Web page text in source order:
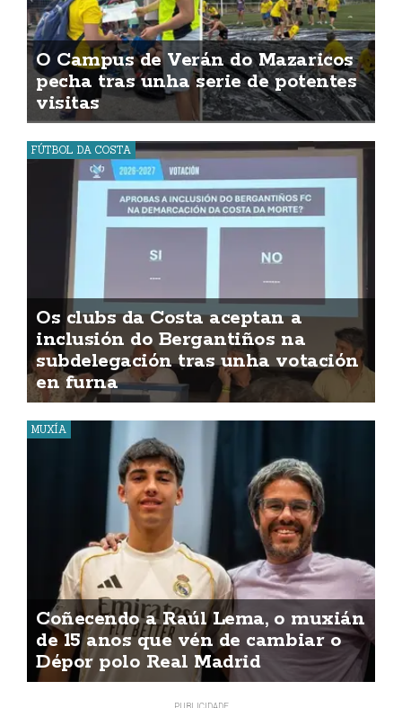
O Campus de Verán do Mazaricos
pecha tras unha serie de potentes
visitas
FÚTBOL DA COSTA
Os clubs da Costa aceptan a
inclusión do Bergantiños na
subdelegación tras unha votación
en furna
MUXÍA
Coñecendo a Raúl Lema, o muxián
de 15 anos que vén de cambiar o
Dépor polo Real Madrid